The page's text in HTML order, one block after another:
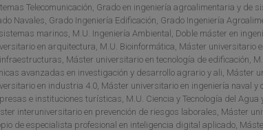
Telecomunicación, Grado en ingeniería agroalimentaria y de
Navales, Grado Ingeniería Edificación, Grado Ingeniería
marinos, M.U. Ingeniería Ambiental, Doble máster en
en arquitectura, M.U. Bioinformática, Máster universitario
Máster universitario en tecnología de edificación,
avanzadas en investigación y desarrollo agrario y ali, Máster
en industria 4.0, Máster universitario en ingeniería naval y
e instituciones turísticas, M.U. Ciencia y Tecnología del Agua
interuniversitario en prevención de riesgos laborales, Máster
de especialista profesional en inteligencia digital aplicado,